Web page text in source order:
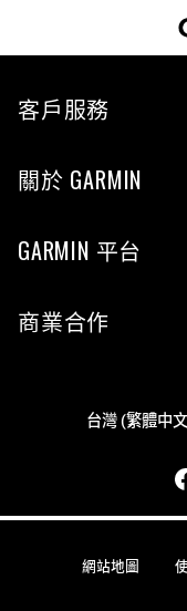
客戶服務
關於 GARMIN
GARMIN 平台
商業合作
台灣 (繁體中
網站地圖